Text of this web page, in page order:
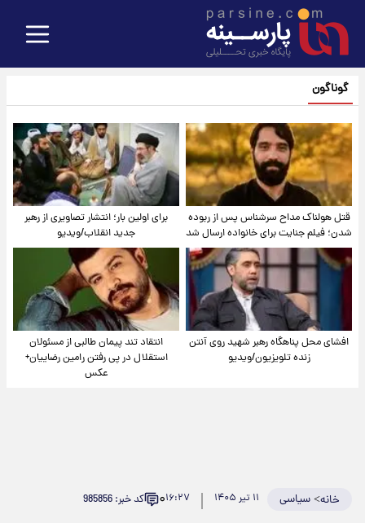
گوناگون
قتل هولناک مداح سرشناس پس از ربوده
شدن؛ فیلم جنایت برای خانواده ارسال شد
برای اولین بار؛ انتشار تصاویری از رهبر
جدید انقلاب/ویدیو
افشای محل پناهگاه‌ رهبر شهید روی آنتن
زنده تلویزیون/ویدیو
انتقاد تند پیمان طالبی از مسئولان
استقلال در پی رفتن رامین رضاییان+
عکس
خانه>سیاسی ۱۱ تیر ۱۴۰۵ ۱۶:۲۷۰ کد خبر: 985856